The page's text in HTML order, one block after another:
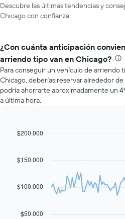
Descubre las últimas tendencias y
Chicago con confianza.
¿Con cuánta anticipación
arriendo tipo van en Chicago?
Para conseguir un vehículo de arriendo
Chicago, deberías reservar alrededor
podría ahorrarte aproximadamente un
a última hora.
Line
91
data
El
gráfico
Chart
$50.000
$100.000
$150.000
$200.000